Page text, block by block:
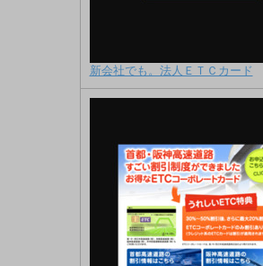
新会社でも。法人ＥＴＣカード